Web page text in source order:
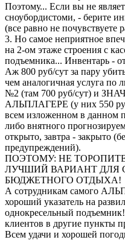
Поэтому... Если вы не
сноубордистоми, - берите
(все равно не почувствуете
3. Но самое неприятное
на 2-ом этаже строения с
подъемника... Инвентарь -
Аж 800 руб/сут за пару
чем аналогичная услуга по
№2 (там 700 руб/сут) и
АЛЬПЛАГЕРЕ (у них 550
всем изложенном в данном
либо внятного
открыто, завтра - закрыто
предупреждений).
ПОЭТОМУ: НЕ
ЛУЧШИЙ ВАРИАНТ ДЛЯ
БЮДЖЕТНОГО ОТДЫХА!
А сотрудникам самого
хороший указатель на
однокресельный
клиентов в другие пункты
Всем удачи и хорошей